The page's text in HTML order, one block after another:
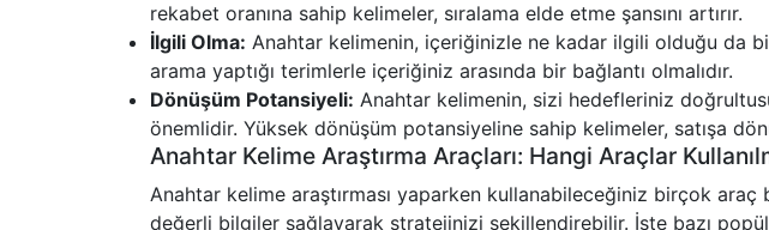
rekabet oranına sahip kelimeler, sıralama elde etme şansını artırır.
İlgili Olma: Anahtar kelimenin, içeriğinizle ne kadar ilgili olduğu da
arama yaptığı terimlerle içeriğiniz arasında bir bağlantı olmalıdır.
Dönüşüm Potansiyeli: Anahtar kelimenin, sizi hedefleriniz
önemlidir. Yüksek dönüşüm potansiyeline sahip kelimeler, satışa
Anahtar Kelime Araştırma Araçları: Hangi Araçlar
Anahtar kelime araştırması yaparken kullanabileceğiniz birçok araç
değerli bilgiler sağlayarak stratejinizi şekillendirebilir. İşte bazı